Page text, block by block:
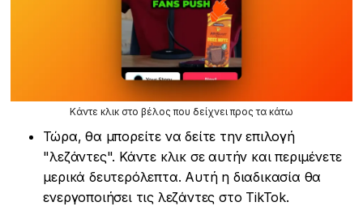
Κάντε κλικ στο βέλος που δείχνει προς τα κάτω
Τώρα, θα μπορείτε να δείτε την επιλογή
"λεζάντες". Κάντε κλικ σε αυτήν και περιμένετε
μερικά δευτερόλεπτα. Αυτή η διαδικασία θα
ενεργοποιήσει τις λεζάντες στο TikTok.